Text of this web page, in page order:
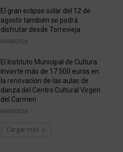
El gran eclipse solar del 12 de
agosto también se podrá
disfrutar desde Torrevieja
04/08/2026
El Instituto Municipal de Cultura
invierte más de 17.500 euros en
la renovación de las aulas de
danza del Centro Cultural Virgen
del Carmen
04/08/2026
Cargar más